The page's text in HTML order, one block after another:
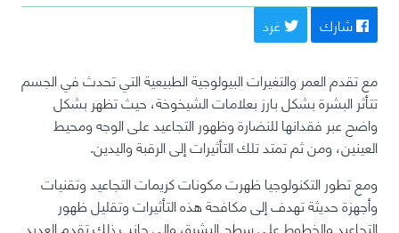
شارك
غرد
مع تقدم العمر والتغيرات البيولوجية الطبيعية التي تحدث في الجسم
تتأثر البشرة بشكل بارز بعلامات الشيخوخة، حيث تظهر بشكل
واضح عبر فقدانها للنضارة وظهور التجاعيد على الوجه ومحيط
العينين، ومن ثم تمتد تلك التأثيرات إلى الرقبة واليدين.
ومع تطور التكنولوجيا ظهرتمكونات كريمات التجاعيدوتقنيات
وأجهزة حديثة تهدف إلى مكافحة هذه التأثيرات وتقليل ظهور
التجاعيد والخطوط على سطح البشرة، وإلى جانب ذلك تقدم العديد